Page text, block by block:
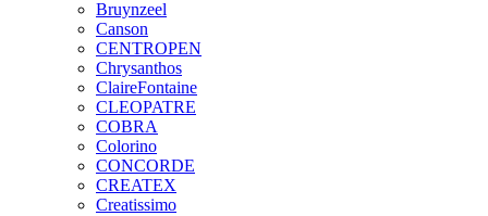
Bruynzeel
Canson
CENTROPEN
Chrysanthos
ClaireFontaine
CLEOPATRE
COBRA
Colorino
CONCORDE
CREATEX
Creatissimo